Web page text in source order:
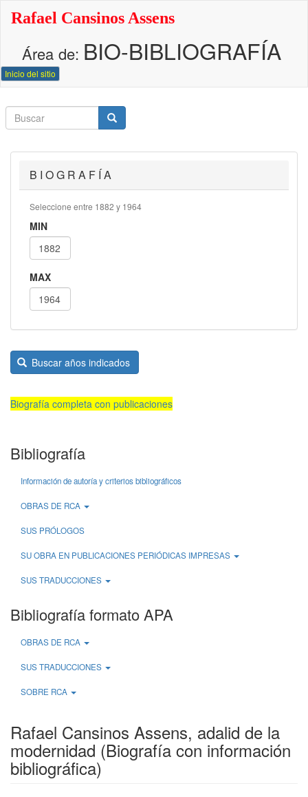
principal
Rafael Cansinos Assens
Área de: BIO-BIBLIOGRAFÍA
Inicio del sitio
Buscar
Buscar
Buscar
B I O G R A F Í A
Seleccione entre 1882 y 1964
MIN
MAX
Buscar años indicados
Biografía completa con publicaciones
Bibliografía
Información de autoría y criterios bibliográficos
OBRAS DE RCA
SUS PRÓLOGOS
SU OBRA EN PUBLICACIONES PERIÓDICAS IMPRESAS
SUS TRADUCCIONES
Bibliografía formato APA
OBRAS DE RCA
SUS TRADUCCIONES
SOBRE RCA
Rafael Cansinos Assens, adalid de la
modernidad (Biografía con información
bibliográfica)